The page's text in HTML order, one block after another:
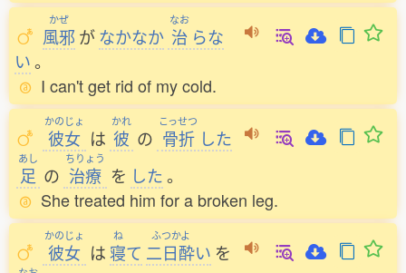
かぜ
風邪 がなかなか
なお
治 らな
い。
I can't get rid of my cold.
かのじょ
彼女 は
かれ
彼 の
こっせつ
骨折 した
あし
足 の
ちりょう
治療 を した。
She treated him for a broken leg.
かのじょ
彼女 は
ね
寝て
ふつかよ
二日酔い を